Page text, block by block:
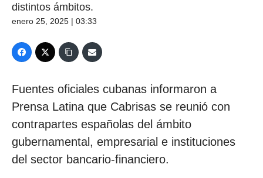
distintos ámbitos.
enero 25, 2025 | 03:33
Fuentes oficiales cubanas informaron a
Prensa Latina que Cabrisas se reunió con
contrapartes españolas del ámbito
gubernamental, empresarial e instituciones
del sector bancario-financiero.